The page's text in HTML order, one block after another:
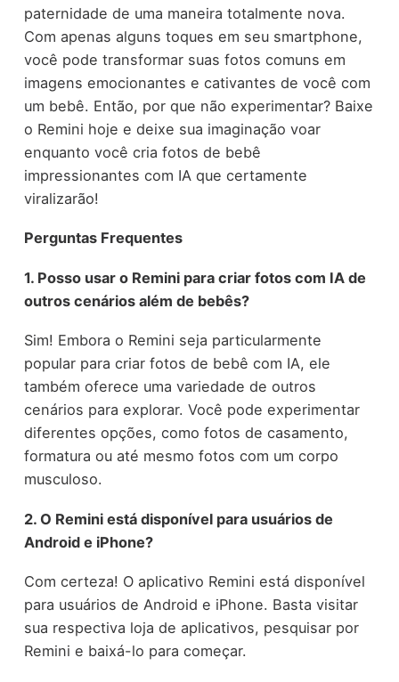
paternidade de uma maneira totalmente nova.
Com apenas alguns toques em seu smartphone,
você pode transformar suas fotos comuns em
imagens emocionantes e cativantes de você com
um bebê. Então, por que não experimentar? Baixe
o Remini hoje e deixe sua imaginação voar
enquanto você cria fotos de bebê
impressionantes com IA que certamente
viralizarão!
Perguntas Frequentes
1. Posso usar o Remini para criar fotos com IA de
outros cenários além de bebês?
Sim! Embora o Remini seja particularmente
popular para criar fotos de bebê com IA, ele
também oferece uma variedade de outros
cenários para explorar. Você pode experimentar
diferentes opções, como fotos de casamento,
formatura ou até mesmo fotos com um corpo
musculoso.
2. O Remini está disponível para usuários de
Android e iPhone?
Com certeza! O aplicativo Remini está disponível
para usuários de Android e iPhone. Basta visitar
sua respectiva loja de aplicativos, pesquisar por
Remini e baixá-lo para começar.